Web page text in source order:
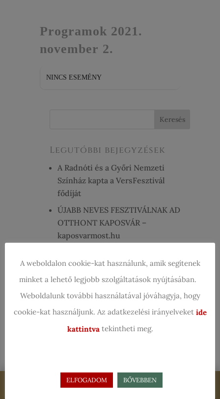
Programok 2021.
november 2.
NINCS ESEMÉNY
Legutóbbi bejegyzések
A Radnóti és a Győri Nemzeti
Színház kapta a VersFesztivál
fődíját
ÚJABB NEVES FESZTIVÁLNAK AD
OTTHONT KAPOSVÁR –
kaposvarmost.hu
jubilál a Kaleidoszkóp VersFesztivál
– irodalmijelen.hu
Legutóbbi hozzászólások
A weboldalon cookie-kat használunk, amik segítenek
minket a lehető legjobb szolgáltatások nyújtásában.
Weboldalunk további használatával jóváhagyja, hogy
cookie-kat használjunk. Az adatkezelési irányelveket ide
kattintva tekintheti meg.
ELFOGADOM BŐVEBBEN